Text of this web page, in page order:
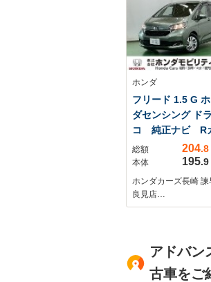
ホンダ
フリード 1.5 G
ダセンシング ド
コ 純正ナビ R
ラ ブルートゥー
総額 204.8
本体
195.9
ホンダカーズ長崎 諫
良見店…
アドバ
古車をご